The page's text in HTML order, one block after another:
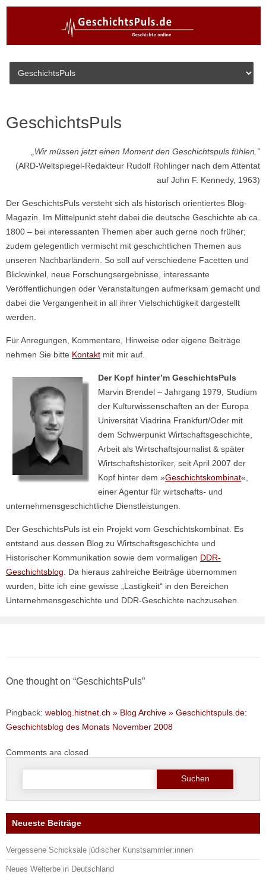
Skip to content
GeschichtsPuls
„Wir müssen jetzt einen Moment den Geschichtspuls fühlen.“
(ARD-Weltspiegel-Redakteur Rudolf Rohlinger nach dem Attentat
auf John F. Kennedy, 1963)
Der GeschichtsPuls versteht sich als historisch orientiertes Blog-
Magazin. Im Mittelpunkt steht dabei die deutsche Geschichte ab ca.
1800 – bei interessanten Themen aber auch gerne noch früher;
zudem gelegentlich vermischt mit geschichtlichen Themen aus
unseren Nachbarländern. So soll auf verschiedene Facetten und
Blickwinkel, neue Forschungsergebnisse, interessante
Veröffentlichungen oder Veranstaltungen aufmerksam gemacht und
dabei die Vergangenheit in all ihrer Vielschichtigkeit dargestellt
werden.
Für Anregungen, Kommentare, Hinweise oder eigene Beiträge
nehmen Sie bitte Kontakt mit mir auf.
Der Kopf hinter’m GeschichtsPuls
Marvin Brendel – Jahrgang 1979, Studium
der Kulturwissenschaften an der Europa
Universität Viadrina Frankfurt/Oder mit
dem Schwerpunkt Wirtschaftsgeschichte,
Arbeit als Wirtschaftsjournalist & später
Wirtschaftshistoriker, seit April 2007 der
Kopf hinter dem »Geschichtskombinat«,
einer Agentur für wirtschafts- und
unternehmensgeschichtliche Dienstleistungen.
Der GeschichtsPuls ist ein Projekt vom Geschichtskombinat. Es
entstand aus dessen Blog zu Wirtschaftsgeschichte und
Historischer Kommunikation sowie dem vormaligen DDR-
Geschichtsblog . Da hieraus zahlreiche Beiträge übernommen
wurden, bitte ich eine gewisse „Lastigkeit“ in den Bereichen
Unternehmensgeschichte und DDR-Geschichte nachzusehen.
One thought on “GeschichtsPuls”
Pingback: weblog.histnet.ch » Blog Archive » Geschichtspuls.de:
Geschichtsblog des Monats November 2008
Comments are closed.
Suche
Neueste Beiträge
Vergessene Schicksale jüdischer Kunstsammler:innen
Neues Welterbe in Deutschland